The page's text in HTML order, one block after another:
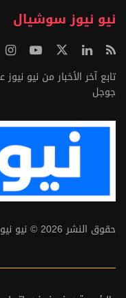
نيو نيوز سوشيال
تابع آخر الأخبار من نيو
جوجل
حقوق النشر 2026 © نيو نيوز – جميع الحقوق محفوظة لشركة